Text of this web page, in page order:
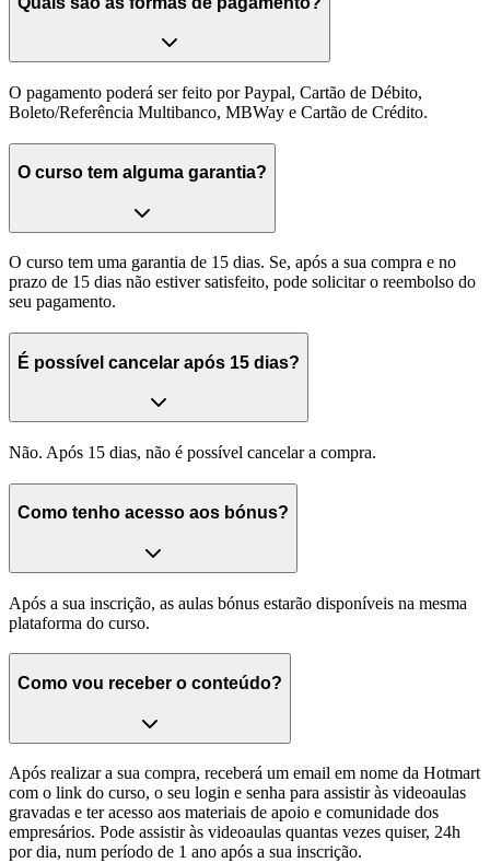
O pagamento poderá ser feito por Paypal, Cartão de Débito,
Boleto/Referência Multibanco, MBWay e Cartão de Crédito.
O curso tem alguma garantia?
O curso tem uma garantia de 15 dias. Se, após a sua compra e no
prazo de 15 dias não estiver satisfeito, pode solicitar o reembolso do
seu pagamento.
É possível cancelar após 15 dias?
Não. Após 15 dias, não é possível cancelar a compra.
Como tenho acesso aos bónus?
Após a sua inscrição, as aulas bónus estarão disponíveis na mesma
plataforma do curso.
Como vou receber o conteúdo?
Após realizar a sua compra, receberá um email em nome da Hotmart
com o link do curso, o seu login e senha para assistir às videoaulas
gravadas e ter acesso aos materiais de apoio e comunidade dos
empresários. Pode assistir às videoaulas quantas vezes quiser, 24h
por dia, num período de 1 ano após a sua inscrição.